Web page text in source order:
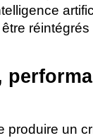
produire un